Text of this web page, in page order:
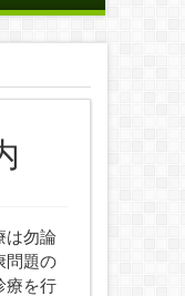
は勿論
問題の
療を行